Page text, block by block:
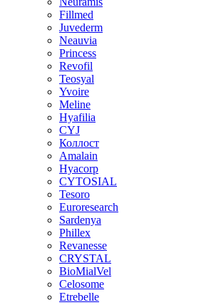
Fillmed
Juvederm
Neauvia
Princess
Revofil
Teosyal
Yvoire
Meline
Hyafilia
CYJ
Коллост
Amalain
Hyacorp
CYTOSIAL
Tesoro
Euroresearch
Sardenya
Phillex
Revanesse
CRYSTAL
BioMialVel
Celosome
Etrebelle